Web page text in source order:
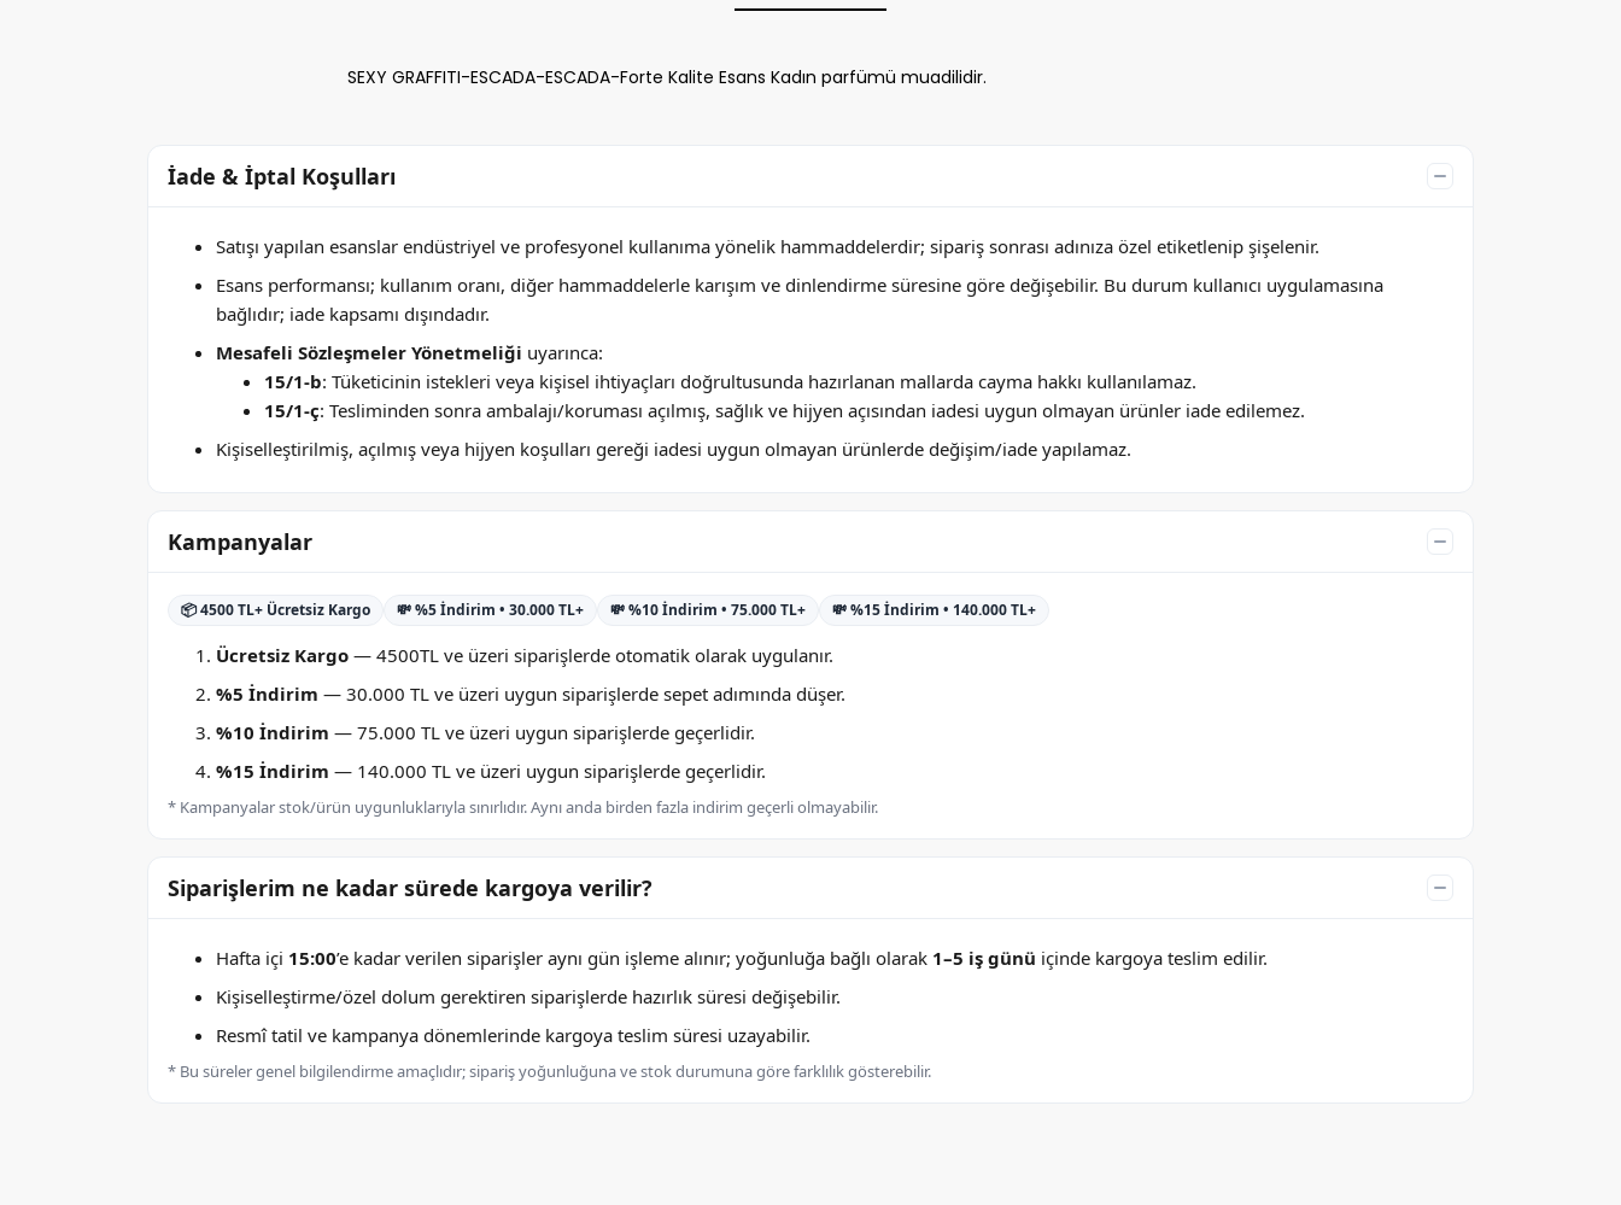
SEXY GRAFFITI-ESCADA-ESCADA-Forte Kalite Esans Kadın parfümü muadilidir.
İade & İptal Koşulları
Satışı yapılan esanslar endüstriyel ve profesyonel kullanıma yönelik hammaddelerdir; sipariş sonrası adınıza özel etiketlenip şişelenir.
Esans performansı; kullanım oranı, diğer hammaddelerle karışım ve dinlendirme süresine göre değişebilir. Bu durum kullanıcı uygulamasına
bağlıdır; iade kapsamı dışındadır.
Mesafeli Sözleşmeler Yönetmeliği uyarınca:
15/1-b: Tüketicinin istekleri veya kişisel ihtiyaçları doğrultusunda hazırlanan mallarda cayma hakkı kullanılamaz.
15/1-ç: Tesliminden sonra ambalajı/koruması açılmış, sağlık ve hijyen açısından iadesi uygun olmayan ürünler iade edilemez.
Kişiselleştirilmiş, açılmış veya hijyen koşulları gereği iadesi uygun olmayan ürünlerde değişim/iade yapılamaz.
Kampanyalar
📦 4500 TL+ Ücretsiz Kargo 💸 %5 İndirim • 30.000 TL+ 💸 %10 İndirim • 75.000 TL+ 💸 %15 İndirim • 140.000 TL+
Ücretsiz Kargo — 4500TL ve üzeri siparişlerde otomatik olarak uygulanır.
%5 İndirim — 30.000 TL ve üzeri uygun siparişlerde sepet adımında düşer.
%10 İndirim — 75.000 TL ve üzeri uygun siparişlerde geçerlidir.
%15 İndirim — 140.000 TL ve üzeri uygun siparişlerde geçerlidir.
* Kampanyalar stok/ürün uygunluklarıyla sınırlıdır. Aynı anda birden fazla indirim geçerli olmayabilir.
Siparişlerim ne kadar sürede kargoya verilir?
Hafta içi 15:00’e kadar verilen siparişler aynı gün işleme alınır; yoğunluğa bağlı olarak 1–5 iş günü içinde kargoya teslim edilir.
Kişiselleştirme/özel dolum gerektiren siparişlerde hazırlık süresi değişebilir.
Resmî tatil ve kampanya dönemlerinde kargoya teslim süresi uzayabilir.
* Bu süreler genel bilgilendirme amaçlıdır; sipariş yoğunluğuna ve stok durumuna göre farklılık gösterebilir.